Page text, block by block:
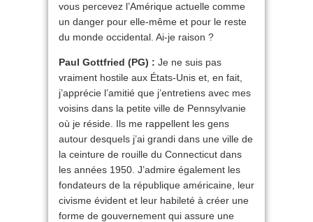
vous percevez l’Amérique actuelle comme
un danger pour elle-même et pour le reste
du monde occidental. Ai-je raison ?
Paul Gottfried (PG) : Je ne suis pas
vraiment hostile aux États-Unis et, en fait,
j’apprécie l’amitié que j’entretiens avec mes
voisins dans la petite ville de Pennsylvanie
où je réside. Ils me rappellent les gens
autour desquels j’ai grandi dans une ville de
la ceinture de rouille du Connecticut dans
les années 1950. J’admire également les
fondateurs de la république américaine, leur
civisme évident et leur habileté à créer une
forme de gouvernement qui assure une